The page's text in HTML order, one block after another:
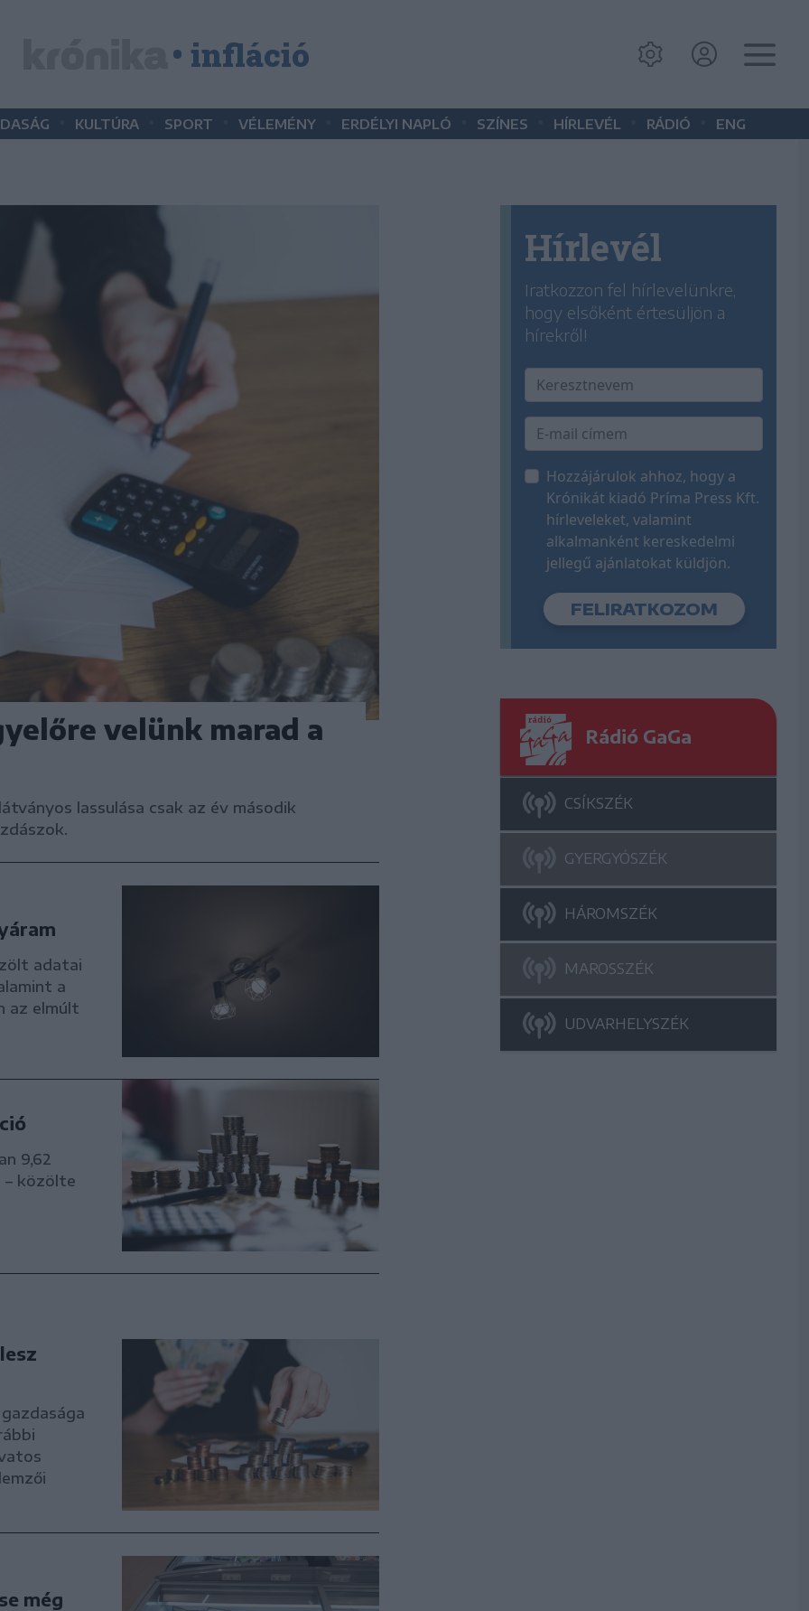
• infláció
KULTÚRA SPORT VÉLEMÉNY ERDÉLYI NAPLÓ SZÍNES HÍRLEVÉL RÁDIÓ ENG
velünk marad a
lassulása csak az év második
adatai
a
az elmúlt
9,62
– közölte
még
Hírlevél
Iratkozzon fel hírlevelünkre,
hogy elsőként értesüljön a
hírekről!
Hozzájárulok ahhoz, hogy a
Krónikát kiadó Príma Press Kft.
hírleveleket, valamint
alkalmanként kereskedelmi
jellegű ajánlatokat küldjön.
Rádió GaGa
CSÍKSZÉK
GYERGYÓSZÉK
HÁROMSZÉK
MAROSSZÉK
UDVARHELYSZÉK